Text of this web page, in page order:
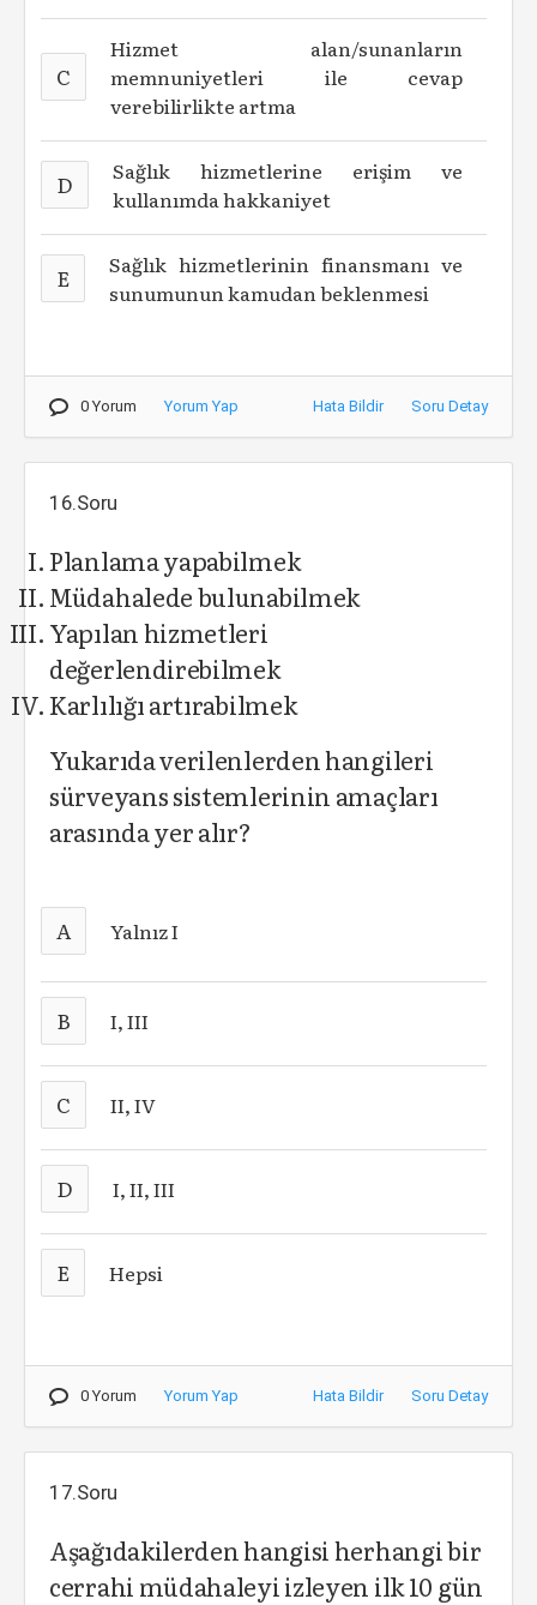
C
Hizmet alan/sunanların
memnuniyetleri ile cevap
verebilirlikte artma
D
Sağlık hizmetlerine erişim ve
kullanımda hakkaniyet
E
Sağlık hizmetlerinin finansmanı ve
sunumunun kamudan beklenmesi
0 Yorum Yorum Yap Hata Bildir Soru Detay
16.Soru
Planlama yapabilmek
Müdahalede bulunabilmek
Yapılan hizmetleri
değerlendirebilmek
Karlılığı artırabilmek
Yukarıda verilenlerden hangileri
sürveyans sistemlerinin amaçları
arasında yer alır?
A Yalnız I
B I, III
C II, IV
D I, II, III
E Hepsi
0 Yorum Yorum Yap Hata Bildir Soru Detay
17.Soru
Aşağıdakilerden hangisi herhangi bir
cerrahi müdahaleyi izleyen ilk 10 gün